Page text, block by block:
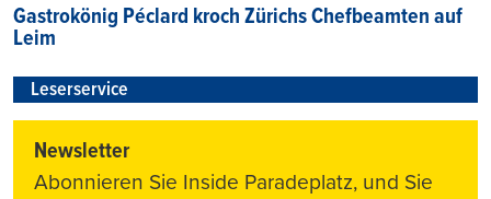
Gastrokönig Péclard kroch Zürichs Chefbeamten auf
Leim
Leserservice
Newsletter
Abonnieren Sie Inside Paradeplatz, und Sie